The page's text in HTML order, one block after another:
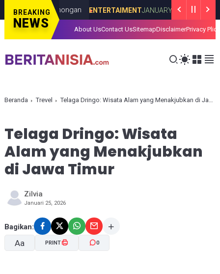
BREAKING
NEWS
Omongan ENTERTAIMENTJANUARY 06, 2026 Seratus
About UsContact UsSitemapDisclaimerPrivacy Plice
Beranda Trevel Telaga Dringo: Wisata Alam yang Menakjubkan di Jawa Timur
Telaga Dringo: Wisata
Alam yang Menakjubkan
di Jawa Timur
Zilvia
Januari 25, 2026
Bagikan:
Aa PRINT 0